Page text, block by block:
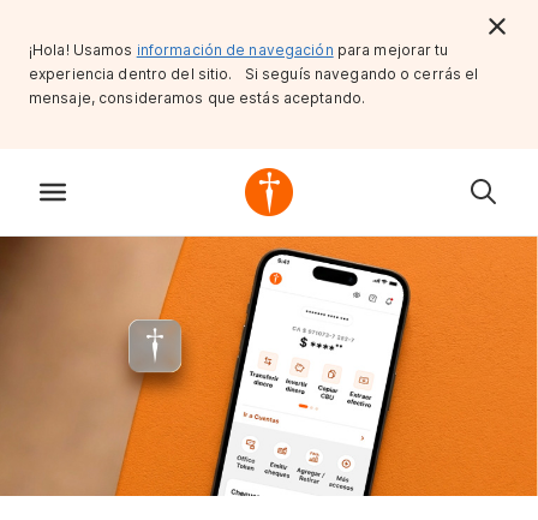
¡Hola! Usamos información de navegación para mejorar tu
experiencia dentro del sitio. Si seguís navegando o cerrás el
mensaje, consideramos que estás aceptando.
Si preferís
Office